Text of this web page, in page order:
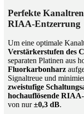
Perfekte
RIAA-Entzerrung
Um eine optimale
Verstärkerstufen des
separaten Platinen aus
Fluorkarbonharz
Signaltreue und
zweistufige
hochauflösende
von nur±0,3 dB.